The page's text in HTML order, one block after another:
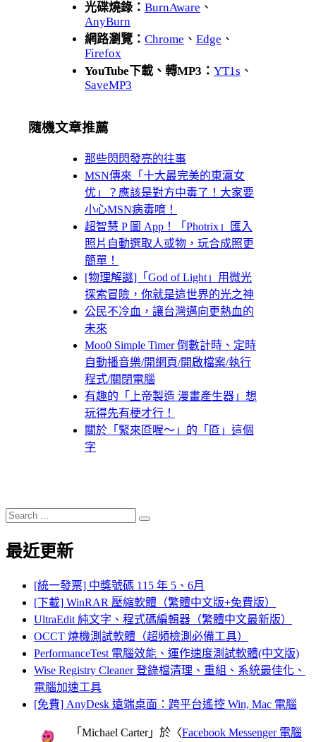
光碟燒錄： BurnAware 、
AnyBurn
網路瀏覽： Chrome 、 Edge 、
Firefox
YouTube下載、轉MP3： YT1s 、
SaveMP3
隨機文章推薦
那些閃閃發亮的往事
MSN傳來「十大最完美的東瀛女
优」？應該是對方中毒了！大家要
小心MSN病毒唷！
超智慧 P 圖 App！「Photrix」匯入
照片自動選取人或物，玩合成照更
簡單！
[物理解謎]「God of Light」用微光
探索冒險，你就是這世界的光之神
公民不冷血，讓台灣邁向更熱血的
未來
Moo0 Simple Timer 倒數計時、定時
自動播音樂/開網頁/開啟檔案/執行
程式/關閉電腦
有趣的「上帝製造 漫畫產生器」想
玩得先有梗才行！
關於「緊來㔯喔～」的「㔯」這個
字
Search
for:
Search
最近更新
[統一發票] 中獎號碼 115 年 5、6月
[下載] WinRAR 壓縮軟體（繁體中文版+免費版）
UltraEdit 純文字、程式碼編輯器（繁體中文最新版）
OCCT 燒機測試軟體（超頻檢測必備工具）
PerformanceTest 電腦效能、運作速度測試軟體(中文版)
Wise Registry Cleaner 登錄檔清理、重組、系統最佳化、
電腦加速工具
[免費] AnyDesk 遠端桌面：跨平台遙控 Win, Mac 電腦
「 Michael Carter」於〈Facebook Messenger 電腦